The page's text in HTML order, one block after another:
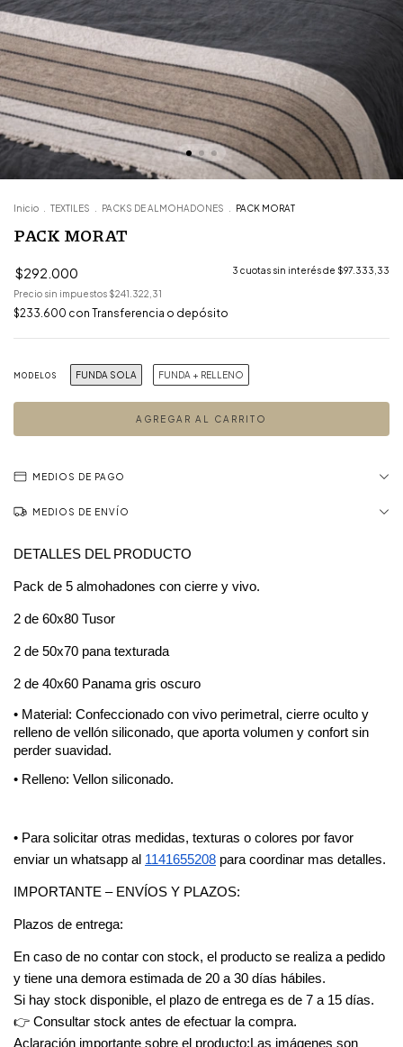
Inicio TEXTILES PACKS DE ALMOHADONES PACK MORAT
PACK MORAT
$292.000 3 cuotas sin interés de $97.333,33
Precio sin impuestos $241.322,31
$233.600 con Transferencia o depósito
MODELOS FUNDA SOLA FUNDA + RELLENO
MEDIOS DE PAGO
MEDIOS DE ENVÍO
DETALLES DEL PRODUCTO
Pack de 5 almohadones con cierre y vivo.
2 de 60x80 Tusor
2 de 50x70 pana texturada
2 de 40x60 Panama gris oscuro
• Material: Confeccionado con vivo perimetral, cierre oculto y
relleno de vellón siliconado, que aporta volumen y confort sin
perder suavidad.
• Relleno: Vellon siliconado.
• Para solicitar otras medidas, texturas o colores por favor
enviar un whatsapp al 1141655208 para coordinar mas detalles.
IMPORTANTE – ENVÍOS Y PLAZOS:
Plazos de entrega:
En caso de no contar con stock, el producto se realiza a pedido
y tiene una demora estimada de 20 a 30 días hábiles.
Si hay stock disponible, el plazo de entrega es de 7 a 15 días.
👉 Consultar stock antes de efectuar la compra.
Aclaración importante sobre el producto:Las imágenes son